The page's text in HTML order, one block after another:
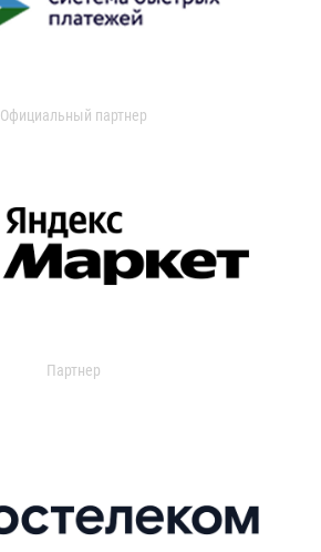
Официальный партнер
Партнер